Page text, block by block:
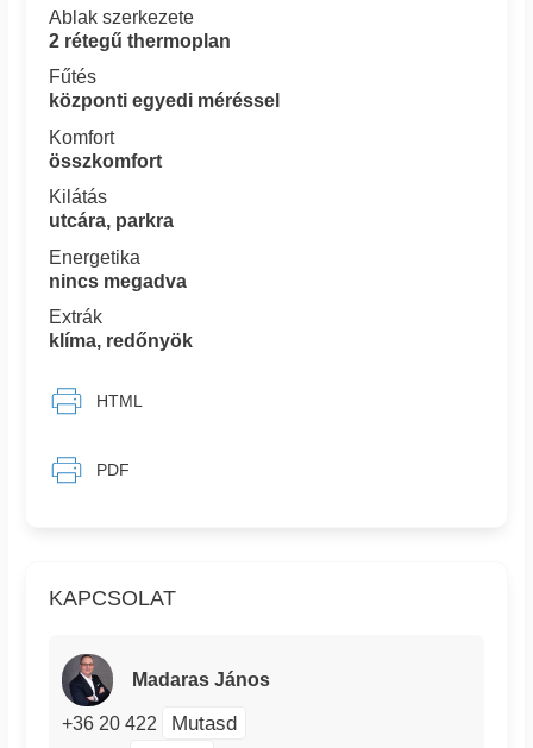
KAPCSOLAT
Madaras János
+36 20 422 Mutasd
Ablak szerkezete
2 rétegű thermoplan
Fűtés
központi egyedi méréssel
Komfort
összkomfort
Kilátás
utcára, parkra
Energetika
nincs megadva
Extrák
klíma, redőnyök
HTML
PDF